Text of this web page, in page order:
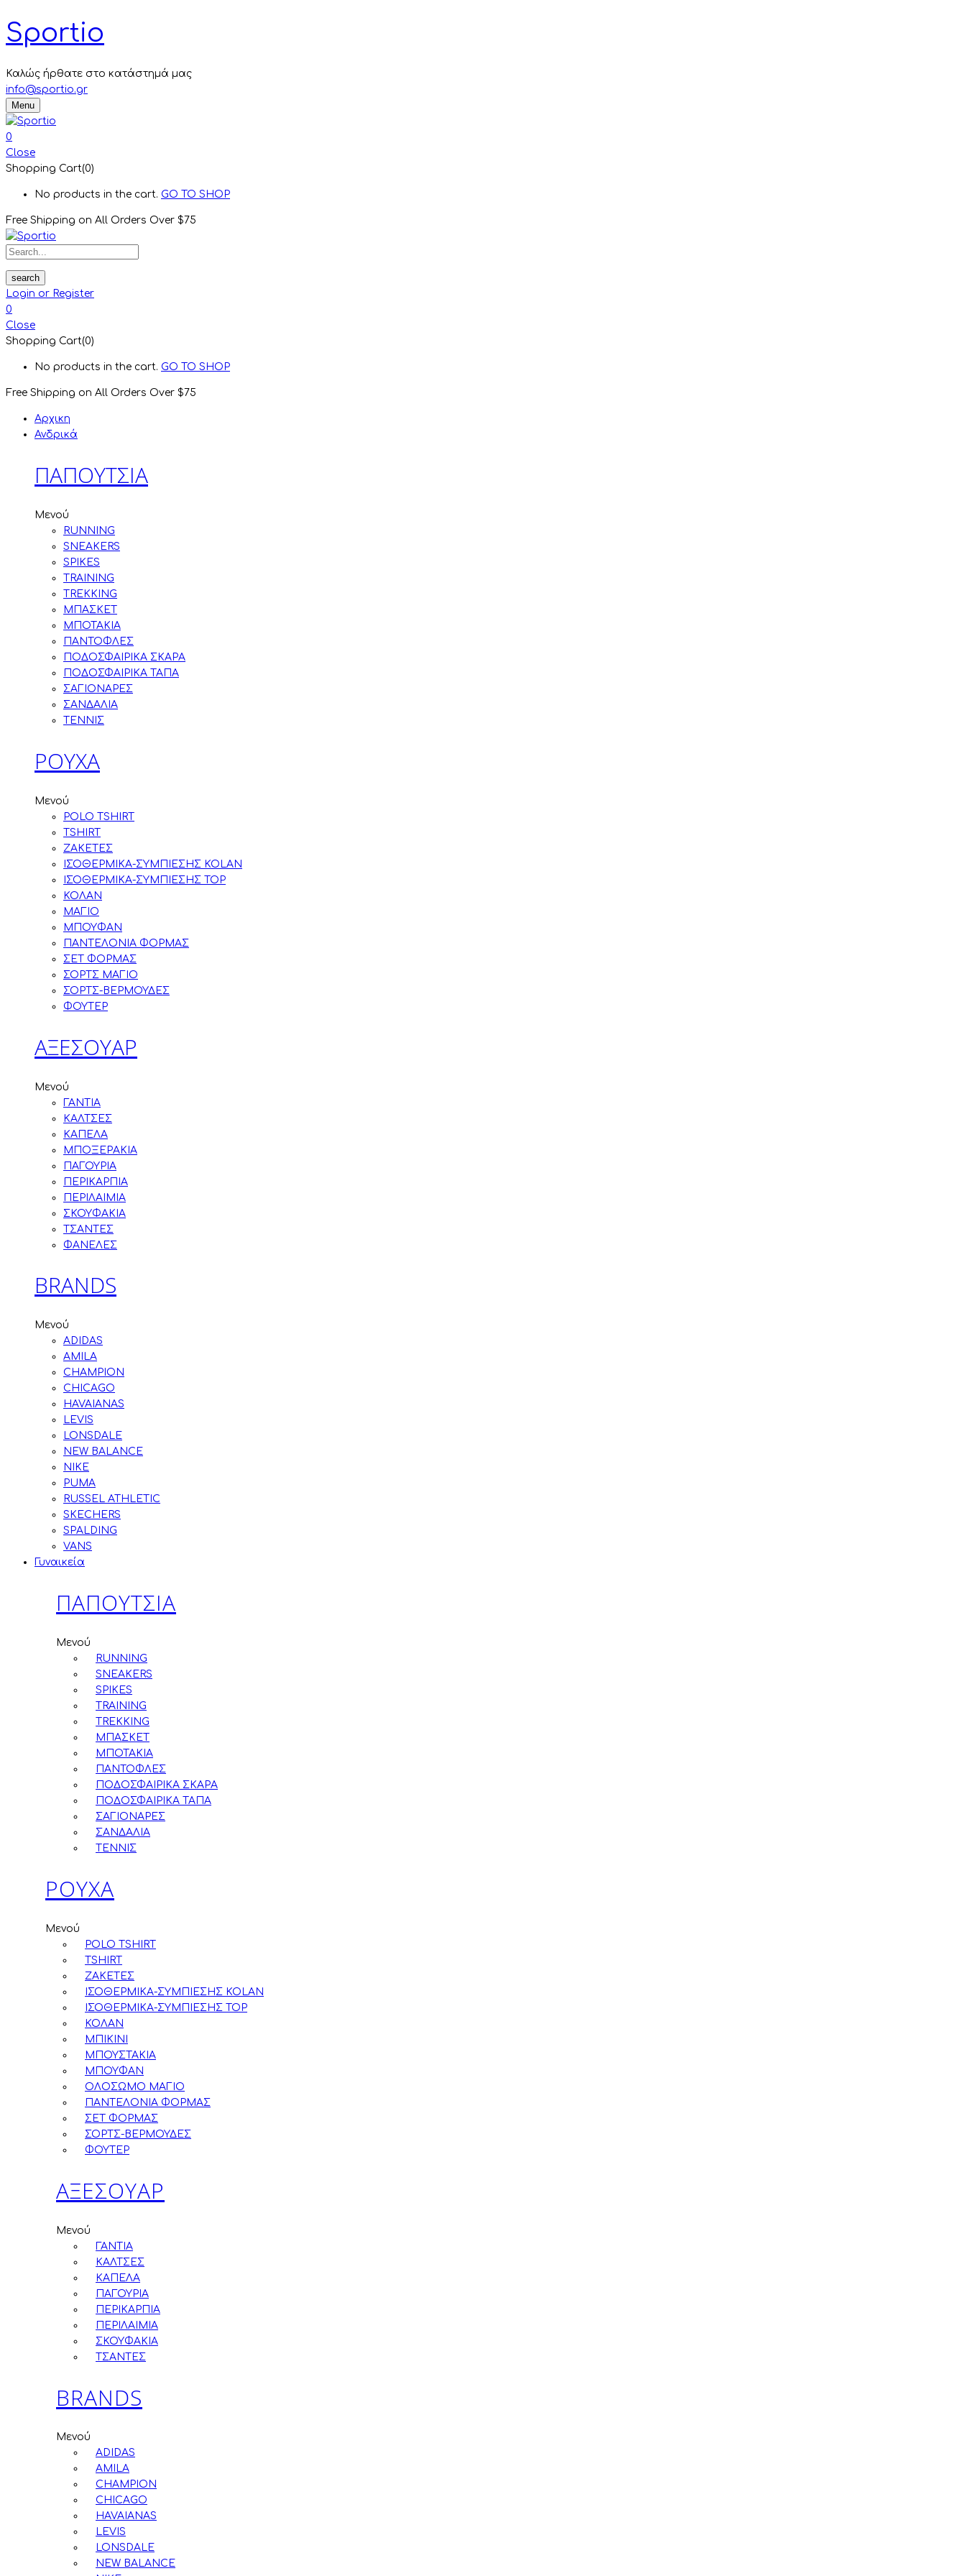
Sportio
Καλώς ήρθατε στο κατάστημά μας
info@sportio.gr
Menu
0
Close
Shopping Cart(0)
No products in the cart. GO TO SHOP
Free Shipping on All Orders Over $75
search
Login or Register
0
Close
Shopping Cart(0)
No products in the cart. GO TO SHOP
Free Shipping on All Orders Over $75
Αρχικη
Ανδρικά
ΠΑΠΟΥΤΣΙΑ
Μενού
RUNNING
SNEAKERS
SPIKES
TRAINING
TREKKING
ΜΠΑΣΚΕΤ
ΜΠΟΤΑΚΙΑ
ΠΑΝΤΟΦΛΕΣ
ΠΟΔΟΣΦΑΙΡΙΚΑ ΣΚΑΡΑ
ΠΟΔΟΣΦΑΙΡΙΚΑ ΤΑΠΑ
ΣΑΓΙΟΝΑΡΕΣ
ΣΑΝΔΑΛΙΑ
ΤΕΝΝΙΣ
ΡΟΥΧΑ
Μενού
POLO TSHIRT
TSHIRT
ΖΑΚΕΤΕΣ
ΙΣΟΘΕΡΜΙΚΑ-ΣΥΜΠΙΕΣΗΣ KOLAN
ΙΣΟΘΕΡΜΙΚΑ-ΣΥΜΠΙΕΣΗΣ TOP
ΚΟΛΑΝ
ΜΑΓΙΟ
ΜΠΟΥΦΑΝ
ΠΑΝΤΕΛΟΝΙΑ ΦΟΡΜΑΣ
ΣΕΤ ΦΟΡΜΑΣ
ΣΟΡΤΣ ΜΑΓΙΟ
ΣΟΡΤΣ-ΒΕΡΜΟΥΔΕΣ
ΦΟΥΤΕΡ
ΑΞΕΣΟΥΑΡ
Μενού
ΓΑΝΤΙΑ
ΚΑΛΤΣΕΣ
ΚΑΠΕΛΑ
ΜΠΟΞΕΡΑΚΙΑ
ΠΑΓΟΥΡΙΑ
ΠΕΡΙΚΑΡΠΙΑ
ΠΕΡΙΛΑΙΜΙΑ
ΣΚΟΥΦΑΚΙΑ
ΤΣΑΝΤΕΣ
ΦΑΝΕΛΕΣ
BRANDS
Μενού
ADIDAS
AMILA
CHAMPION
CHICAGO
HAVAIANAS
LEVIS
LONSDALE
NEW BALANCE
NIKE
PUMA
RUSSEL ATHLETIC
SKECHERS
SPALDING
VANS
Γυναικεία
ΠΑΠΟΥΤΣΙΑ
Μενού
RUNNING
SNEAKERS
SPIKES
TRAINING
TREKKING
ΜΠΑΣΚΕΤ
ΜΠΟΤΑΚΙΑ
ΠΑΝΤΟΦΛΕΣ
ΠΟΔΟΣΦΑΙΡΙΚΑ ΣΚΑΡΑ
ΠΟΔΟΣΦΑΙΡΙΚΑ ΤΑΠΑ
ΣΑΓΙΟΝΑΡΕΣ
ΣΑΝΔΑΛΙΑ
ΤΕΝΝΙΣ
ΡΟΥΧΑ
Μενού
POLO TSHIRT
TSHIRT
ΖΑΚΕΤΕΣ
ΙΣΟΘΕΡΜΙΚΑ-ΣΥΜΠΙΕΣΗΣ KOLAN
ΙΣΟΘΕΡΜΙΚΑ-ΣΥΜΠΙΕΣΗΣ TOP
ΚΟΛΑΝ
ΜΠΙΚΙΝΙ
ΜΠΟΥΣΤΑΚΙΑ
ΜΠΟΥΦΑΝ
ΟΛΟΣΩΜΟ ΜΑΓΙΟ
ΠΑΝΤΕΛΟΝΙΑ ΦΟΡΜΑΣ
ΣΕΤ ΦΟΡΜΑΣ
ΣΟΡΤΣ-ΒΕΡΜΟΥΔΕΣ
ΦΟΥΤΕΡ
ΑΞΕΣΟΥΑΡ
Μενού
ΓΑΝΤΙΑ
ΚΑΛΤΣΕΣ
ΚΑΠΕΛΑ
ΠΑΓΟΥΡΙΑ
ΠΕΡΙΚΑΡΠΙΑ
ΠΕΡΙΛΑΙΜΙΑ
ΣΚΟΥΦΑΚΙΑ
ΤΣΑΝΤΕΣ
BRANDS
Μενού
ADIDAS
AMILA
CHAMPION
CHICAGO
HAVAIANAS
LEVIS
LONSDALE
NEW BALANCE